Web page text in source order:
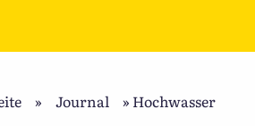
» Journal » Hochwasser